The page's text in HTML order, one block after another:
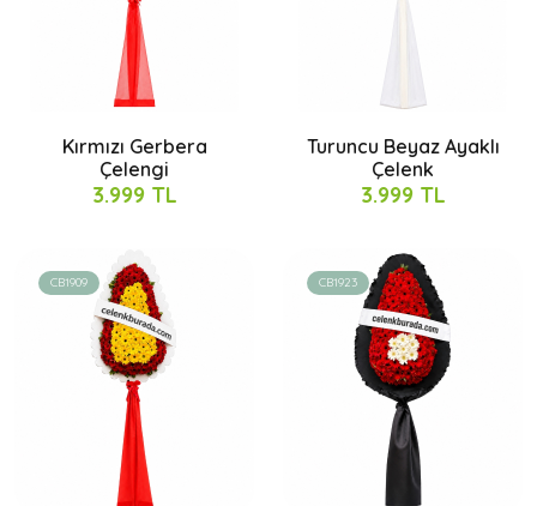
Kırmızı Gerbera
Çelengi
3.999 TL
Turuncu Beyaz Ayaklı
Çelenk
3.999 TL
CB1909 CB1923